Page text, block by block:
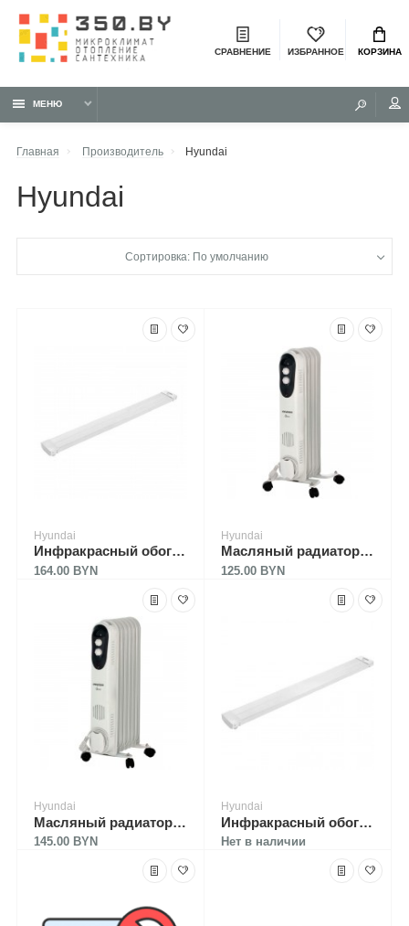
СРАВНЕНИЕ ИЗБРАННОЕ КОРЗИНА
МЕНЮ
Главная Производитель Hyundai
Hyundai
Сортировка: По умолчанию
Hyundai
Инфракрасный обогреватель Hyundai H-HC2-10-UI690
164.00 BYN
Hyundai
Масляный радиатор Hyundai H-HO-3-05-UI891
125.00 BYN
Hyundai
Масляный радиатор Hyundai H-HO-3-07-UI892
145.00 BYN
Hyundai
Инфракрасный обогреватель Hyundai H-HC2-08-UI689
Нет в наличии